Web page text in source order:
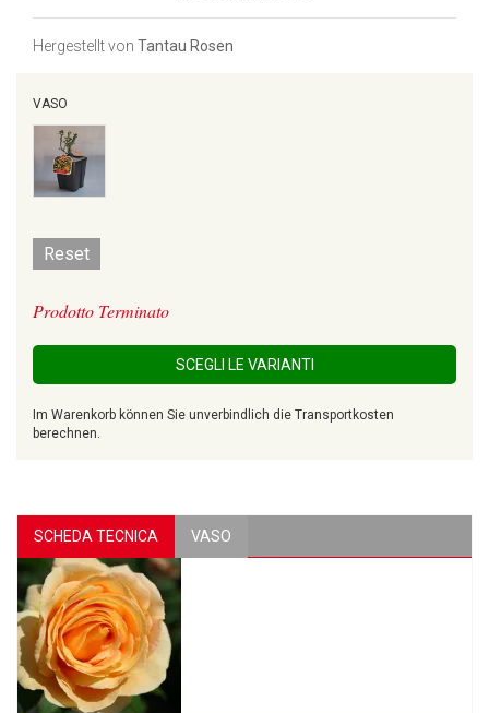
Hergestellt von Tantau Rosen
VASO
Reset
Prodotto Terminato
SCEGLI LE VARIANTI
Im Warenkorb können Sie unverbindlich die Transportkosten
berechnen.
SCHEDA TECNICA VASO